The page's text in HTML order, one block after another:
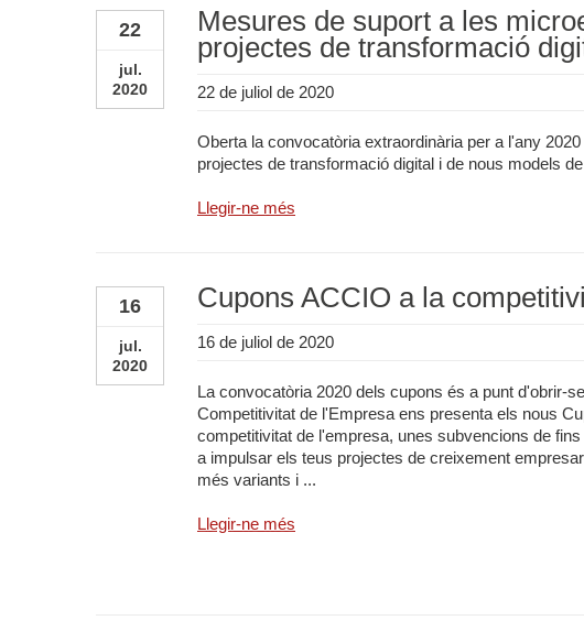
22
jul.
2020
Mesures de suport a les
projectes de transformació
22 de juliol de 2020
Oberta la convocatòria extraordinària per a l'any
projectes de transformació digital i de nous models
Llegir-ne més
16
jul.
2020
Cupons ACCIÓ a la
16 de juliol de 2020
La convocatòria 2020 dels cupons és a punt d'obrir-
Competitivitat de l'Empresa ens presenta els nous
competitivitat de l'empresa, unes subvencions de
a impulsar els teus projectes de creixement
més variants i ...
Llegir-ne més